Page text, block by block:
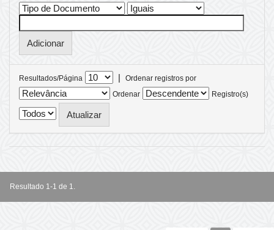
Resultados/Página |
Ordenar registros por
Ordenar
Registro(s)
Resultado 1-1 de 1.